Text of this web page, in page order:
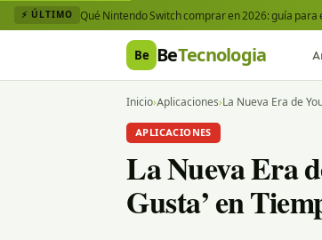
⚡ ÚLTIMO Qué Nintendo Switch comprar en 2026: guía
Be BeTecnologia
Inicio›Aplicaciones›La Nueva Era de
APLICACIONES
La Nueva Era
Gusta’ en